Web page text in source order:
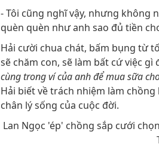
- Tôi cũng nghĩ vậy, nhưng không
quèn quèn như anh sao đủ tiền
Hải cười chua chát, bấm bụng từ
sẽ chăm con, sẽ làm bất cứ việc
cùng trong ví của anh để mua sữa
Hải biết về trách nhiệm làm
chân lý sống của cuộc đời.
Lan Ngọc 'ép' chồng sắp cưới